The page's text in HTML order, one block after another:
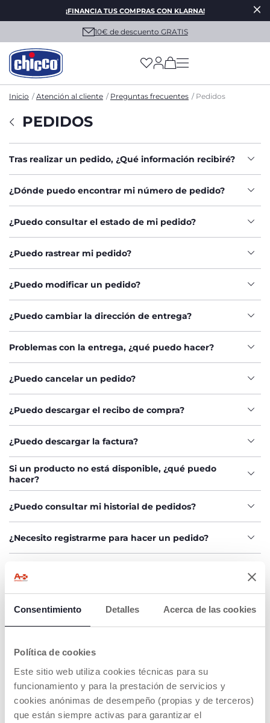
Consentimiento Detalles Acerca de las cookies
Política de cookies
Este sitio web utiliza cookies técnicas para su
funcionamiento y para la prestación de servicios y
cookies anónimas de desempeño (propias y de terceros)
que están siempre activas para garantizar el
¡FINANCIA TUS COMPRAS CON KLARNA!
10€ de descuento GRATIS
(has more options
Inicio Atención al cliente Preguntas frecuentes Pedidos
PEDIDOS
Tras realizar un pedido, ¿Qué información recibiré?
¿Dónde puedo encontrar mi número de pedido?
¿Puedo consultar el estado de mi pedido?
¿Puedo rastrear mi pedido?
¿Puedo modificar un pedido?
¿Puedo cambiar la dirección de entrega?
Problemas con la entrega, ¿qué puedo hacer?
¿Puedo cancelar un pedido?
¿Puedo descargar el recibo de compra?
¿Puedo descargar la factura?
Si un producto no está disponible, ¿qué puedo
hacer?
¿Puedo consultar mi historial de pedidos?
¿Necesito registrarme para hacer un pedido?
¿Puedo usar varios cupones en una misma
compra?
¿NO HAS ENCONTRADO LA RESPUESTA
A TU PREGUNTA?